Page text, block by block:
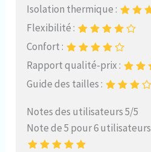
Isolation thermique :
Flexibilité :
Confort :
Rapport qualité-prix :
Guide des tailles :
Notes des utilisateurs 5/5
Note de 5 pour 6 utilisateurs